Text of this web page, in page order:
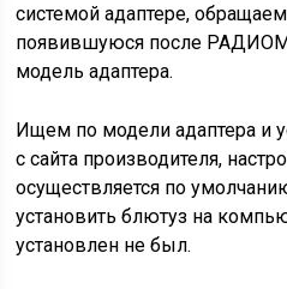
системой адаптере,
появившуюся после
модель адаптера.
Ищем по модели адаптера и
с сайта производителя,
осуществляется по
установить блютуз на
установлен не был.